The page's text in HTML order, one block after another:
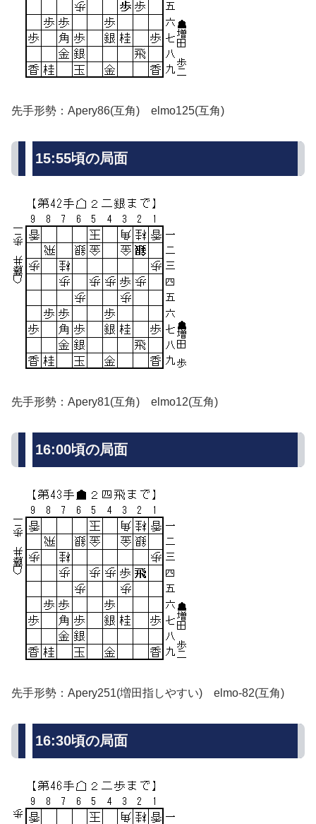
先手形勢：Apery86(互角) elmo125(互角)
15:55頃の局面
先手形勢：Apery81(互角) elmo12(互角)
16:00頃の局面
先手形勢：Apery251(増田指しやすい) elmo-82(互角)
16:30頃の局面